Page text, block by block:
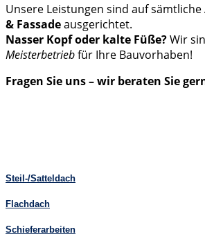
Unsere Leistungen sind auf
& Fassadeausgerichtet.
Nasser Kopf oder kalte Füße?Wir
Meisterbetriebfür Ihre Bauvorhaben!
Fragen Sie uns – wir beraten Sie
Steil-/Satteldach
Flachdach
Schieferarbeiten